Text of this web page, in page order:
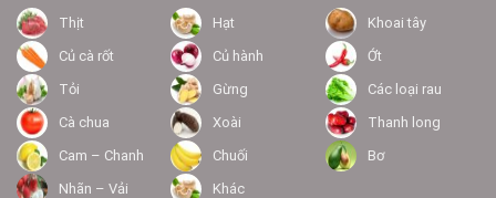
Thịt Hạt
Khoai tây
Củ cà rốt
Củ hành
Ớt
Tỏi
Gừng
Các loại rau
Cà chua
Xoài
Thanh long
Cam – Chanh
Chuối
Bơ
Nhãn – Vải
Khác